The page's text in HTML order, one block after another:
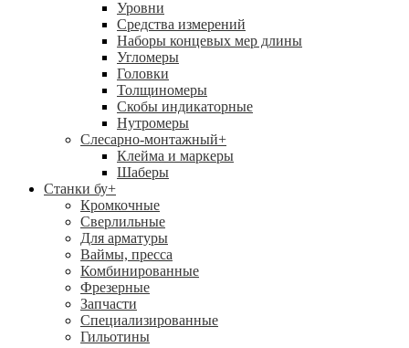
Уровни
Средства измерений
Наборы концевых мер длины
Угломеры
Головки
Толщиномеры
Скобы индикаторные
Нутромеры
Слесарно-монтажный+
Клейма и маркеры
Шаберы
Станки бу+
Кромкочные
Сверлильные
Для арматуры
Ваймы, пресса
Комбинированные
Фрезерные
Запчасти
Специализированные
Гильотины